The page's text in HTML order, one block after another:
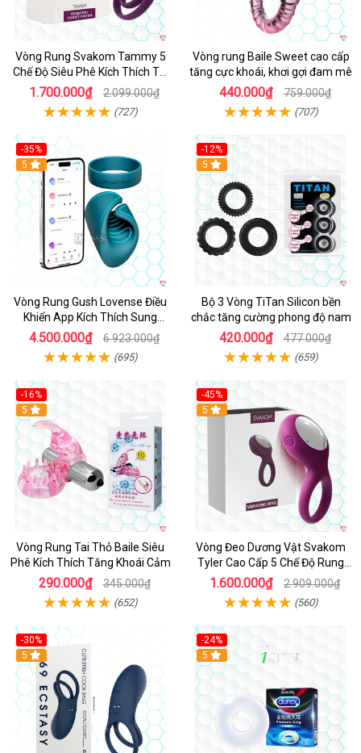
Vòng Rung Svakom Tammy 5
Chế Độ Siêu Phê Kích Thích Tối
Đa
1.700.000₫ 2.099.000₫
(727)
Vòng rung Baile Sweet cao cấp
tăng cực khoái, khơi gợi đam mê
440.000₫ 759.000₫
(707)
-35%
Hot
5
Vòng Rung Gush Lovense Điều
Khiển App Kích Thích Sung
Sướng
4.500.000₫ 6.923.000₫
(695)
-12%
5
Bộ 3 Vòng TiTan Silicon bền
chắc tăng cường phong độ nam
420.000₫ 477.000₫
(659)
-16%
Hot
5
Vòng Rung Tai Thỏ Baile Siêu
Phê Kích Thích Tăng Khoái Cảm
290.000₫ 345.000₫
(652)
-45%
5
Vòng Đeo Dương Vật Svakom
Tyler Cao Cấp 5 Chế Độ Rung
Mạnh Mẽ Kích Thích Điểm G
1.600.000₫ 2.909.000₫
(560)
-30%
Hot
5
-24%
5